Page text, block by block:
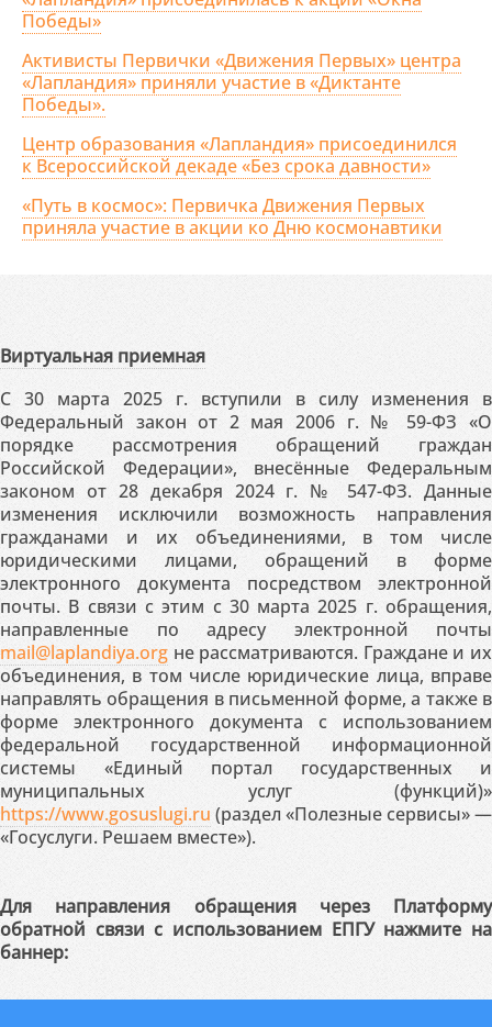
Победы»
Активисты Первички «Движения Первых» центра
«Лапландия» приняли участие в «Диктанте
Победы».
Центр образования «Лапландия» присоединился
к Всероссийской декаде «Без срока давности»
«Путь в космос»: Первичка Движения Первых
приняла участие в акции ко Дню космонавтики
Виртуальная приемная
С 30 марта 2025 г. вступили в силу изменения в
Федеральный закон от 2 мая 2006 г. № 59-ФЗ «О
порядке рассмотрения обращений граждан
Российской Федерации», внесённые Федеральным
законом от 28 декабря 2024 г. № 547-ФЗ. Данные
изменения исключили возможность направления
гражданами и их объединениями, в том числе
юридическими лицами, обращений в форме
электронного документа посредством электронной
почты. В связи с этим с 30 марта 2025 г. обращения,
направленные по адресу электронной почты
mail@laplandiya.org не рассматриваются. Граждане и их
объединения, в том числе юридические лица, вправе
направлять обращения в письменной форме, а также в
форме электронного документа с использованием
федеральной государственной информационной
системы «Единый портал государственных и
муниципальных услуг (функций)»
https://www.gosuslugi.ru (раздел «Полезные сервисы» —
«Госуслуги. Решаем вместе»).
Для направления обращения через Платформу
обратной связи с использованием ЕПГУ нажмите на
баннер: